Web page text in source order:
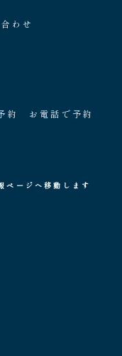
わせ
約 お電話で予約
ページへ移動します